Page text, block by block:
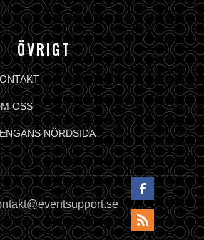
ÖVRIGT
OSS
NÖRDSIDA